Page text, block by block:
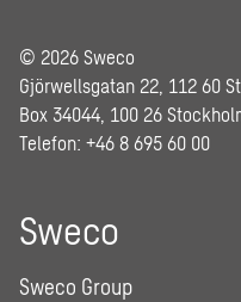
© 2026 Sweco
Gjörwellsgatan 22, 112 60
Box 34044, 100 26
Telefon: +46 8 695 60 00
Sweco
Sweco Group